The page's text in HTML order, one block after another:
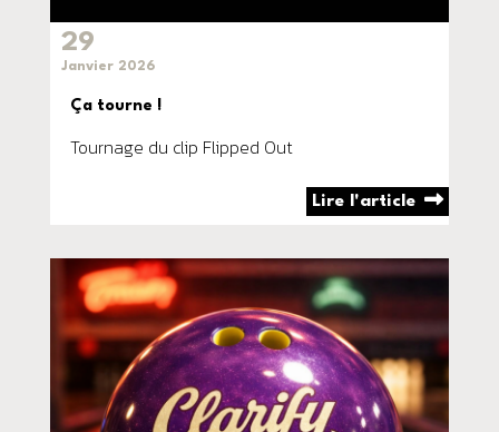
29
Janvier 2026
Ça tourne !
Tournage du clip Flipped Out
Lire l'article